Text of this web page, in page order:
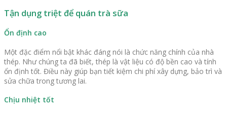
Tận dụng triệt để quán trà sữa
Ổn định cao
Một đặc điểm nổi bật khác đáng nói là chức năng chính của nhà
thép. Như chúng ta đã biết, thép là vật liệu có độ bền cao và tính
ổn định tốt. Điều này giúp bạn tiết kiệm chi phí xây dựng, bảo trì và
sửa chữa trong tương lai.
Chịu nhiệt tốt